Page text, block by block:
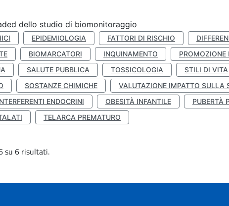
dello studio di biomonitoraggio
EPIDEMIOLOGIA FATTORI DI RISCHIO
BIOMARCATORI INQUINAMENTO PROMOZIONE
SALUTE PUBBLICA TOSSICOLOGIA STILI DI VITA
SOSTANZE CHIMICHE VALUTAZIONE IMPATTO SULLA
ENDOCRINI OBESITÀ INFANTILE PUBERTÀ
TELARCA PREMATURO
su 6 risultati.